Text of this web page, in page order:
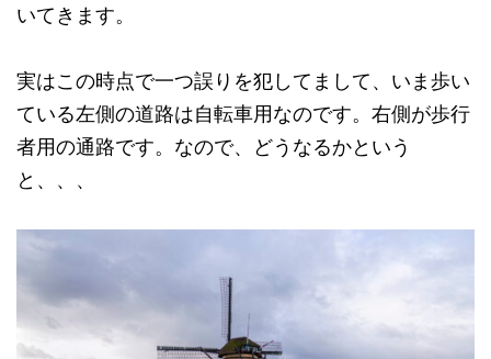
いてきます。
実はこの時点で一つ誤りを犯してまして、いま歩い
ている左側の道路は自転車用なのです。右側が歩行
者用の通路です。なので、どうなるかという
と、、、